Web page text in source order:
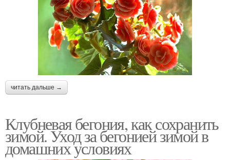
читать дальше →
Клубневая бегония, как сохранить
зимой. Уход за бегонией зимой в
домашних условиях